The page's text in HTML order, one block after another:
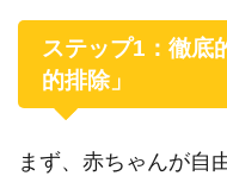
ステップ1：徹底
的排除」
まず、赤ちゃんが自